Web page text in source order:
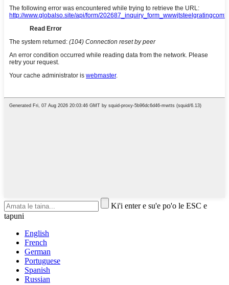
Ki'i enter e su'e po'o le ESC e
tapuni
English
French
German
Portuguese
Spanish
Russian